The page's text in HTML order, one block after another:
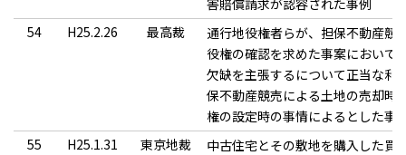
害賠償請求が認容された事例
54
H25.2.26 最高裁
通行地役権者らが、担保不動産競
役権の確認を求めた事案において
欠缺を主張するについて正当な利
保不動産競売による土地の売却時
権の設定時の事情によるとした事
55
H25.1.31 東京地裁
中古住宅とその敷地を購入した買